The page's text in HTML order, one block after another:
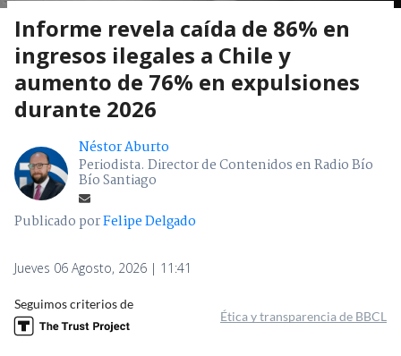
Informe revela caída de 86% en
ingresos ilegales a Chile y
aumento de 76% en expulsiones
durante 2026
Néstor Aburto
Periodista. Director de Contenidos en Radio Bío
Bío Santiago
Publicado porFelipe Delgado
Jueves 06 Agosto, 2026 | 11:41
Seguimos criterios de
Ética y transparencia de BBCL